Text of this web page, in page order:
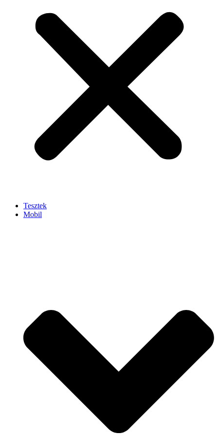
Tesztek
Mobil